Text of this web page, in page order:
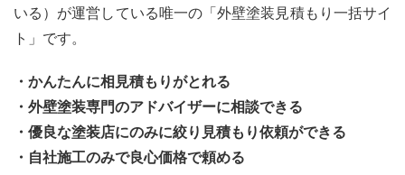
いる）が運営している唯一の「外壁塗装見積もり一括サイ
ト」です。
・かんたんに相見積もりがとれる
・外壁塗装専門のアドバイザーに相談できる
・優良な塗装店にのみに絞り見積もり依頼ができる
・自社施工のみで良心価格で頼める